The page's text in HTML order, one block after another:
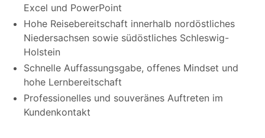
Excel und PowerPoint
Hohe Reisebereitschaft innerhalb nordöstliches
Niedersachsen sowie südöstliches Schleswig-
Holstein
Schnelle Auffassungsgabe, offenes Mindset und
hohe Lernbereitschaft
Professionelles und souveränes Auftreten im
Kundenkontakt